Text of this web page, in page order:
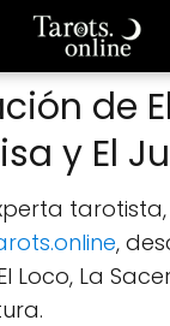
de
y El
,
Loco, La